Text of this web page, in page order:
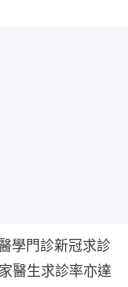
學門診新冠求診
醫生求診率亦達